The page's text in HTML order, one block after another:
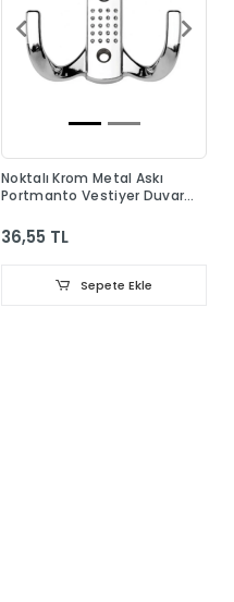
Noktalı Krom Metal Askı
Portmanto Vestiyer Duvar
36,55 TL
Sepete Ekle